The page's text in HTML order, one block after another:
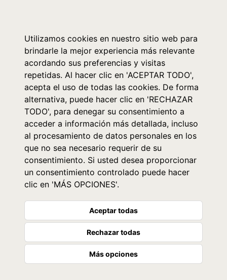
Utilizamos cookies en nuestro sitio web para
brindarle la mejor experiencia más relevante
acordando sus preferencias y visitas
repetidas. Al hacer clic en 'ACEPTAR TODO',
acepta el uso de todas las cookies. De forma
alternativa, puede hacer clic en 'RECHAZAR
TODO', para denegar su consentimiento a
acceder a información más detallada, incluso
al procesamiento de datos personales en los
que no sea necesario requerir de su
consentimiento. Si usted desea proporcionar
un consentimiento controlado puede hacer
clic en 'MÁS OPCIONES'.
Aceptar todas
Rechazar todas
Más opciones